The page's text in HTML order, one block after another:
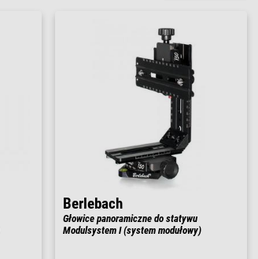
Berlebach
Głowice panoramiczne do statywu
Modulsystem I (system modułowy)